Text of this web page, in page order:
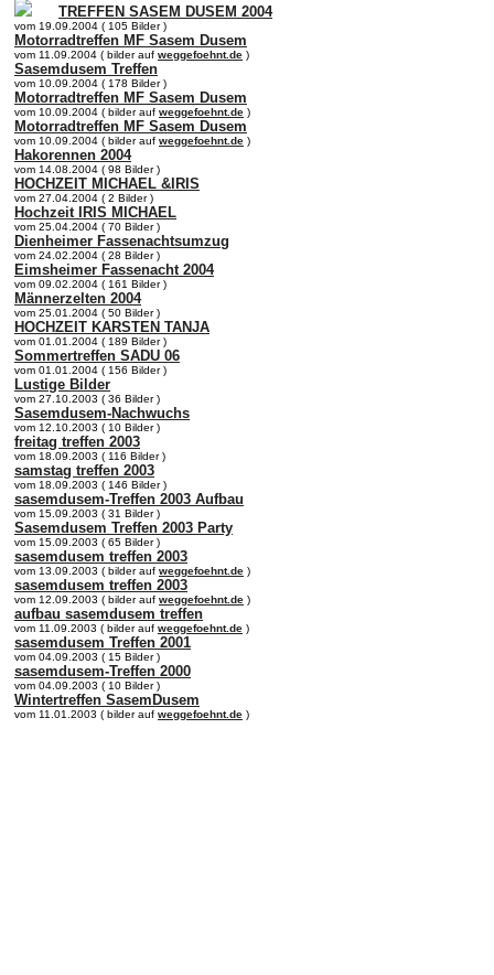
TREFFEN SASEM DUSEM 2004
vom 19.09.2004 ( 105 Bilder )
Motorradtreffen MF Sasem Dusem
vom 11.09.2004 ( bilder auf weggefoehnt.de )
Sasemdusem Treffen
vom 10.09.2004 ( 178 Bilder )
Motorradtreffen MF Sasem Dusem
vom 10.09.2004 ( bilder auf weggefoehnt.de )
Motorradtreffen MF Sasem Dusem
vom 10.09.2004 ( bilder auf weggefoehnt.de )
Hakorennen 2004
vom 14.08.2004 ( 98 Bilder )
HOCHZEIT MICHAEL &IRIS
vom 27.04.2004 ( 2 Bilder )
Hochzeit IRIS MICHAEL
vom 25.04.2004 ( 70 Bilder )
Dienheimer Fassenachtsumzug
vom 24.02.2004 ( 28 Bilder )
Eimsheimer Fassenacht 2004
vom 09.02.2004 ( 161 Bilder )
Männerzelten 2004
vom 25.01.2004 ( 50 Bilder )
HOCHZEIT KARSTEN TANJA
vom 01.01.2004 ( 189 Bilder )
Sommertreffen SADU 06
vom 01.01.2004 ( 156 Bilder )
Lustige Bilder
vom 27.10.2003 ( 36 Bilder )
Sasemdusem-Nachwuchs
vom 12.10.2003 ( 10 Bilder )
freitag treffen 2003
vom 18.09.2003 ( 116 Bilder )
samstag treffen 2003
vom 18.09.2003 ( 146 Bilder )
sasemdusem-Treffen 2003 Aufbau
vom 15.09.2003 ( 31 Bilder )
Sasemdusem Treffen 2003 Party
vom 15.09.2003 ( 65 Bilder )
sasemdusem treffen 2003
vom 13.09.2003 ( bilder auf weggefoehnt.de )
sasemdusem treffen 2003
vom 12.09.2003 ( bilder auf weggefoehnt.de )
aufbau sasemdusem treffen
vom 11.09.2003 ( bilder auf weggefoehnt.de )
sasemdusem Treffen 2001
vom 04.09.2003 ( 15 Bilder )
sasemdusem-Treffen 2000
vom 04.09.2003 ( 10 Bilder )
Wintertreffen SasemDusem
vom 11.01.2003 ( bilder auf weggefoehnt.de )